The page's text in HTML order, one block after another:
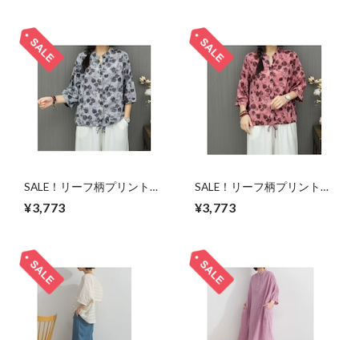
SALE！リーフ柄プリントド
¥3,773
SALE！リーフ柄プリントド
¥3,773